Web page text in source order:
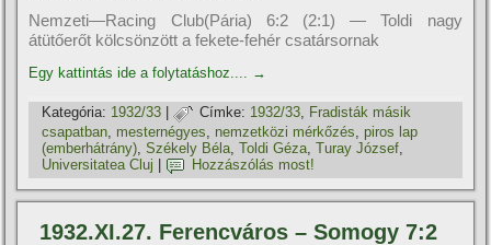
Nemzeti—Racing Club(Pária) 6:2 (2:1) — Toldi nagy
átütőerőt kölcsönzött a fekete-fehér csatársornak
Egy kattintás ide a folytatáshoz.... →
Kategória: 1932/33 | Címke: 1932/33, Fradisták másik
csapatban mesternégyes nemzetközi mérkőzés ,piros lap
(emberhátrány) ,Székely Béla ,Toldi Géza ,Turay József
Universitatea Cluj
Hozzászólás most!
1932.XI.27. Ferencváros – Somogy 7:2